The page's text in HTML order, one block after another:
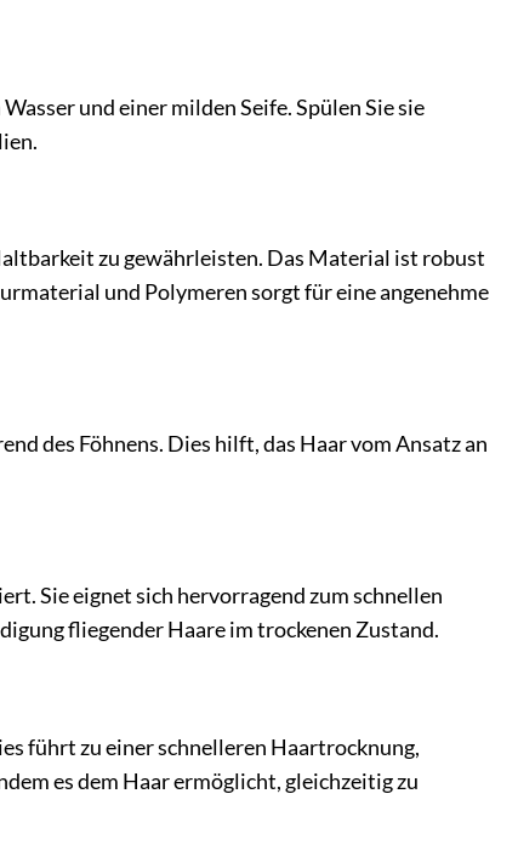
und einer milden Seife. Spülen Sie sie
zu gewährleisten. Das Material ist robust
und Polymeren sorgt für eine angenehme
des Föhnens. Dies hilft, das Haar vom Ansatz an
Sie eignet sich hervorragend zum schnellen
fliegender Haare im trockenen Zustand.
führt zu einer schnelleren Haartrocknung,
es dem Haar ermöglicht, gleichzeitig zu